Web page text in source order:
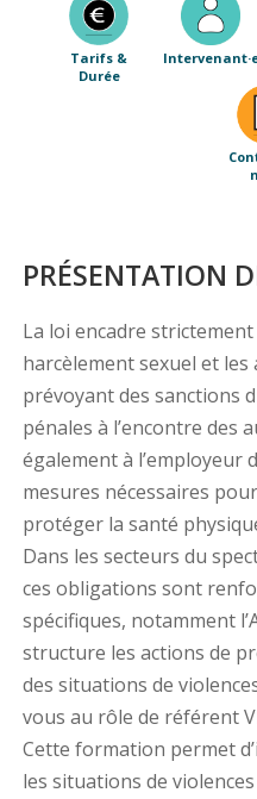
Tarifs &
Durée
PRÉSENTATION
La loi encadre strictement
harcèlement sexuel et
prévoyant des sanctions
pénales à l’encontre des
également à l’employeur
mesures nécessaires
protéger la santé
Dans les secteurs du
ces obligations sont
spécifiques, notamment
structure les actions de
des situations de
vous au rôle de référent
Cette formation permet
les situations de